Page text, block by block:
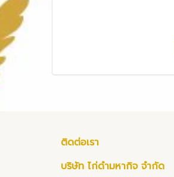
ติดต่อเรา
บริษัท ไก่ดำมหากิจ จำกัด